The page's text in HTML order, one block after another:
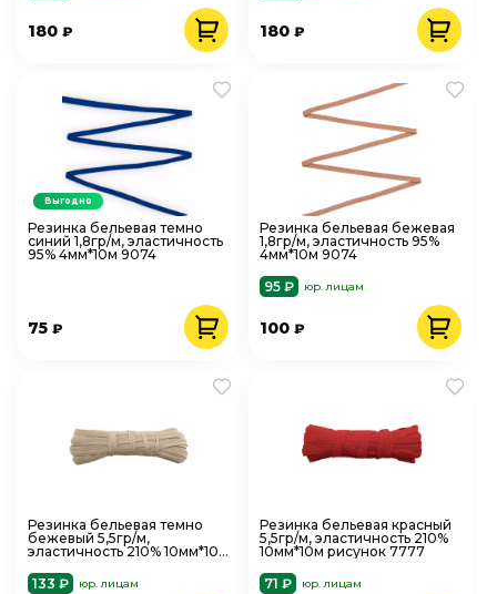
180 ₽ 180₽
Резинка бельевая темно
синий 1,8гр/м, эластичность
95% 4мм*10м 9074
75 ₽
Выгодно
Резинка бельевая бежевая
1,8гр/м, эластичность 95%
4мм*10м 9074
95 ₽
юр. лицам
100₽
Резинка бельевая темно
бежевый 5,5гр/м,
эластичность 210% 10мм*10м
133 ₽
юр. лицам
Резинка бельевая красный
5,5гр/м, эластичность 210%
10мм*10м рисунок 7777
71 ₽
юр. лицам